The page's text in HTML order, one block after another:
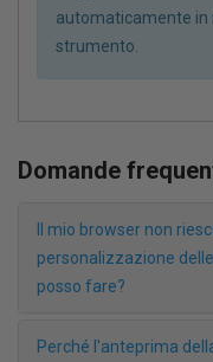
automaticamente in
strumento.
Domande
Il mio browser non
personalizzazione
posso fare?
Perché l'anteprima